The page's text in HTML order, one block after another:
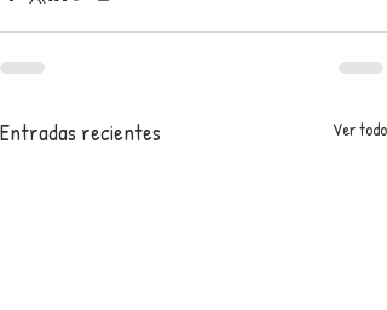
Entradas recientes Ver todo